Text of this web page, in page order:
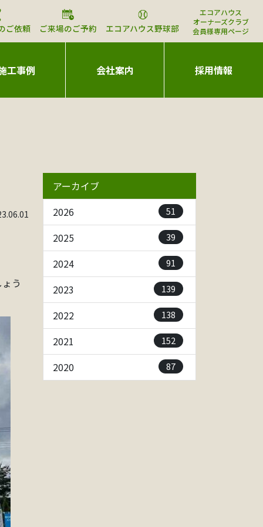
ご依頼 ご来場のご予約 エコアハウス野球部
エコアハウス
オーナーズクラブ
会員様専用ページ
工事例 会社案内 採用情報
う
アーカイブ
2026
51
2025 39
2024 91
2023 139
2022 138
2021 152
2020 87